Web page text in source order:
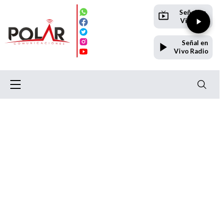
Señal en
Vivo TV
Señal en
Vivo Radio